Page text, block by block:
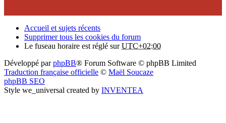
Accueil et sujets récents
Supprimer tous les cookies du forum
Le fuseau horaire est réglé surUTC+02:00
Développé parphpBB® Forum Software © phpBB Limited
Traduction française officielle © Maël Soucaze
phpBB SEO
Style we_universal created by INVENTEA